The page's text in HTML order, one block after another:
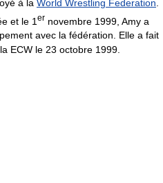
à la World Wrestling Federation
et le 1 er novembre 1999, Amy a
avec la fédération. Elle a fait
ECW le 23 octobre 1999.